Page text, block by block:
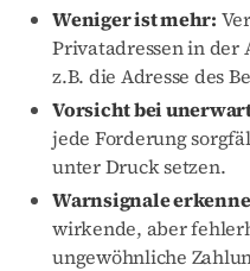
Weniger ist mehr:
Privatadressen in der
z.B. die Adresse des
Vorsicht bei
jede Forderung
unter Druck setzen.
Warnsignale
wirkende, aber
ungewöhnliche